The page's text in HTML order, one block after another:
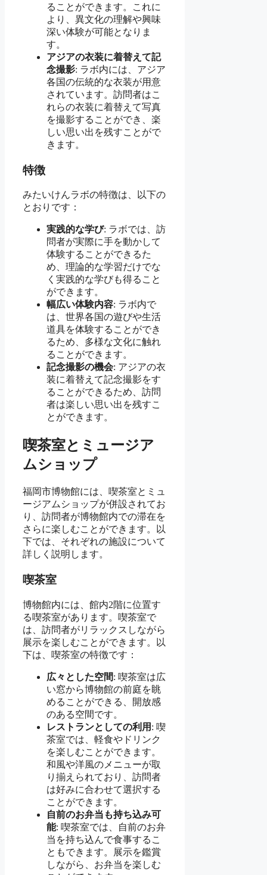
ることができます。これに
より、異文化の理解や興味
深い体験が可能となりま
す。
アジアの衣装に着替えて記
念撮影: ラボ内には、アジア
各国の伝統的な衣装が用意
されています。訪問者はこ
れらの衣装に着替えて写真
を撮影することができ、楽
しい思い出を残すことがで
きます。
特徴
みたいけんラボの特徴は、以下の
とおりです：
実践的な学び: ラボでは、訪
問者が実際に手を動かして
体験することができるた
め、理論的な学習だけでな
く実践的な学びも得ること
ができます。
幅広い体験内容: ラボ内で
は、世界各国の遊びや生活
道具を体験することができ
るため、多様な文化に触れ
ることができます。
記念撮影の機会: アジアの衣
装に着替えて記念撮影をす
ることができるため、訪問
者は楽しい思い出を残すこ
とができます。
喫茶室とミュージア
ムショップ
福岡市博物館には、喫茶室とミュ
ージアムショップが併設されてお
り、訪問者が博物館内での滞在を
さらに楽しむことができます。以
下では、それぞれの施設について
詳しく説明します。
喫茶室
博物館内には、館内2階に位置す
る喫茶室があります。喫茶室で
は、訪問者がリラックスしながら
展示を楽しむことができます。以
下は、喫茶室の特徴です：
広々とした空間: 喫茶室は広
い窓から博物館の前庭を眺
めることができる、開放感
のある空間です。
レストランとしての利用 : 喫
茶室では、軽食やドリンク
を楽しむことができます。
和風や洋風のメニューが取
り揃えられており、訪問者
は好みに合わせて選択する
ことができます。
自前のお弁当も持ち込み可
能: 喫茶室では、自前のお弁
当を持ち込んで食事するこ
ともできます。展示を鑑賞
しながら、お弁当を楽しむ